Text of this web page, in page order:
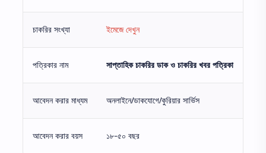
চাকরির সংখ্যা ইমেজে দেখুন
পত্রিকার নাম সাপ্তাহিক চাকরির ডাক ও চাকরির খবর পত্রিকা
আবেদন করার মাধ্যম অনলাইনে/ডাকযোগে/কুরিয়ার সার্ভিস
আবেদন করার বয়স ১৮-৫০ বছর